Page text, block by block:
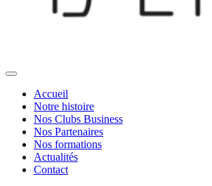
Accueil
Notre histoire
Nos Clubs Business
Nos Partenaires
Nos formations
Actualités
Contact